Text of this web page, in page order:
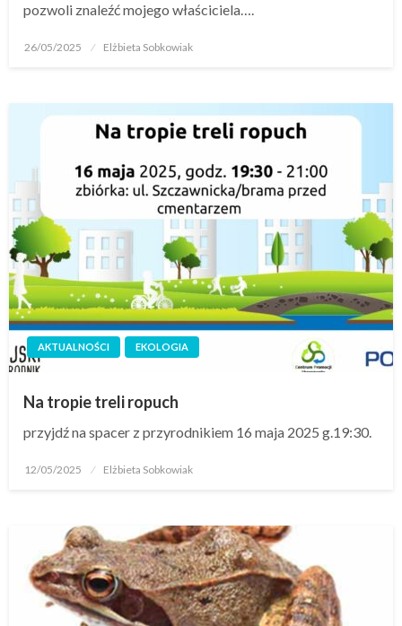
pozwoli znaleźć mojego właściciela….
26/05/2025 Elżbieta Sobkowiak
AKTUALNOŚCI EKOLOGIA
Na tropie treli ropuch
przyjdź na spacer z przyrodnikiem 16 maja 2025 g.19:30.
12/05/2025 Elżbieta Sobkowiak